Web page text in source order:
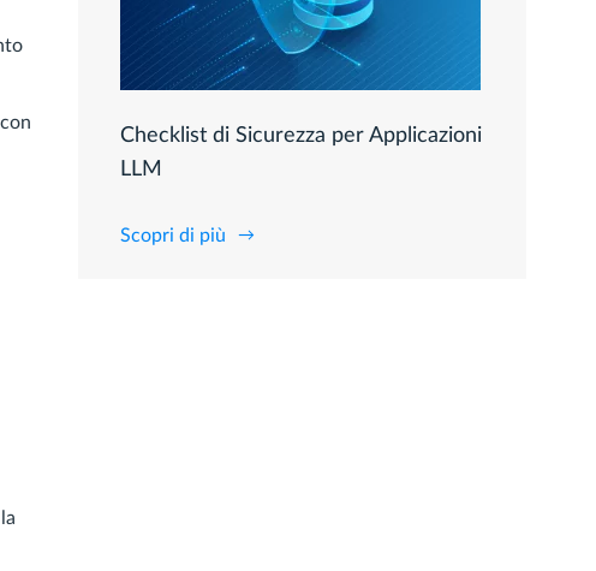
Checklist di Sicurezza per Applicazioni
LLM
Scopri di più